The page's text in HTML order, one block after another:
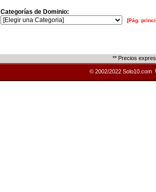
Categorías de Dominio:
[Pág.
** Precios
© 2002/2022 Solo10.com